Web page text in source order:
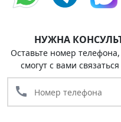
НУЖНА
Оставьте номер
смогут с вами
call